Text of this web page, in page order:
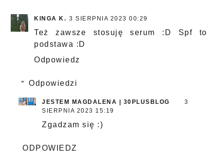
KINGA K. 3 SIERPNIA 2023 00:29
Też zawsze stosuję serum :D Spf to
podstawa :D
Odpowiedz
Odpowiedzi
JESTEM MAGDALENA | 30PLUSBLOG
3
SIERPNIA 2023 15:19
Zgadzam się :)
ODPOWIEDZ